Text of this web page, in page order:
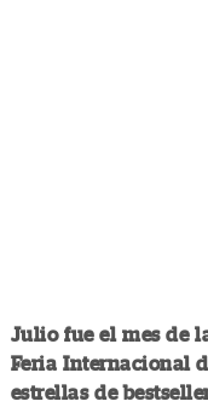
Julio fue el mes de
Feria Internacional
estrellas de